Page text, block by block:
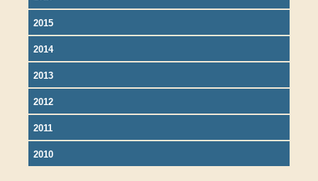
2015
2014
2013
2012
2011
2010